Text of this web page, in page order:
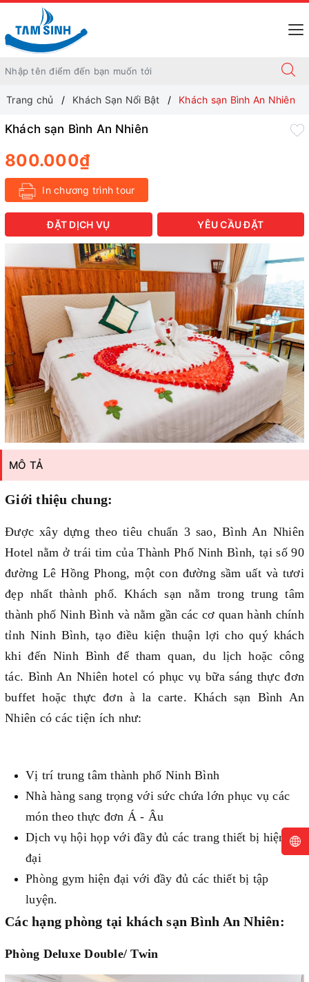
Trang chủ Khách Sạn Nổi Bật Khách sạn Bình An Nhiên
MÔ TẢ
Giới thiệu chung:
Được xây dựng theo tiêu chuẩn 3 sao, Bình An Nhiên
Hotel nằm ở trái tim của Thành Phố Ninh Bình, tại số 90
đường Lê Hồng Phong, một con đường sầm uất và tươi
đẹp nhất thành phố. Khách sạn nằm trong trung tâm
thành phố Ninh Bình và nằm gần các cơ quan hành chính
tỉnh Ninh Bình, tạo điều kiện thuận lợi cho quý khách
khi đến Ninh Bình để tham quan, du lịch hoặc công
tác. Bình An Nhiên hotel có phục vụ bữa sáng thực đơn
buffet hoặc thực đơn à la carte. Khách sạn Bình An
Nhiên có các tiện ích như:
Vị trí trung tâm thành phố Ninh Bình
Nhà hàng sang trọng với sức chứa lớn phục vụ các
món theo thực đơn Á - Âu
Dịch vụ hội họp với đầy đủ các trang thiết bị hiện
đại
Phòng gym hiện đại với đầy đủ các thiết bị tập
luyện.
Các hạng phòng tại khách sạn Bình An Nhiên:
Phòng Deluxe Double/ Twin
Khách sạn Bình An Nhiên
800.000₫
In chương trình tour
ĐẶT DỊCH VỤ YÊU CẦU ĐẶT